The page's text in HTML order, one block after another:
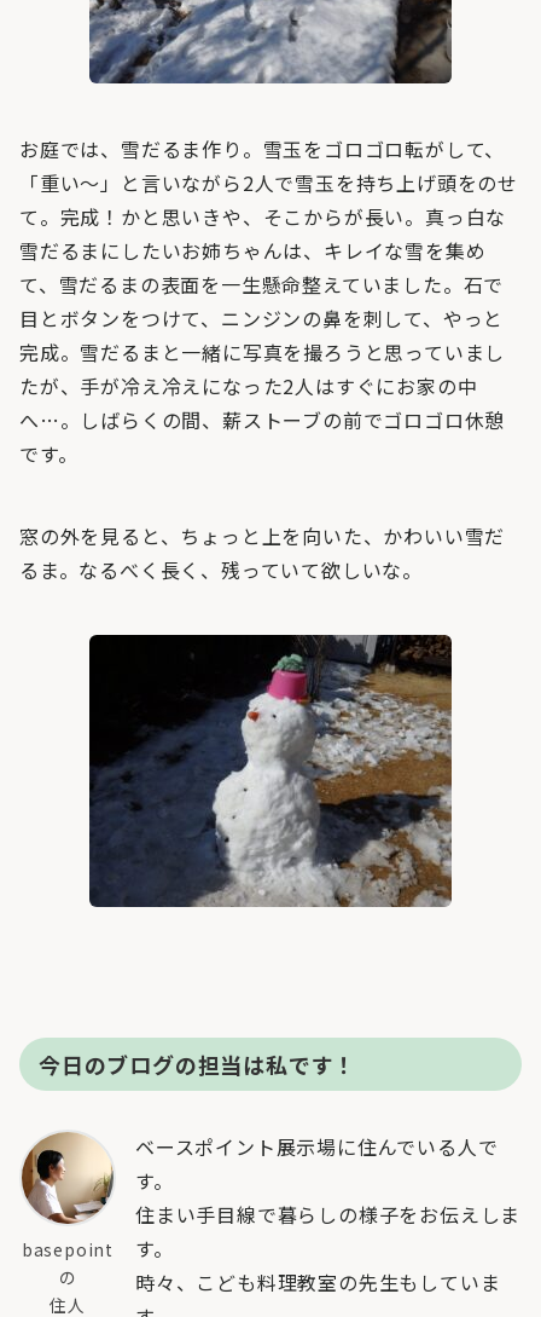
お庭では、雪だるま作り。雪玉をゴロゴロ転がして、
「重い〜」と言いながら2人で雪玉を持ち上げ頭をのせ
て。完成！かと思いきや、そこからが長い。真っ白な
雪だるまにしたいお姉ちゃんは、キレイな雪を集め
て、雪だるまの表面を一生懸命整えていました。石で
目とボタンをつけて、ニンジンの鼻を刺して、やっと
完成。雪だるまと一緒に写真を撮ろうと思っていまし
たが、手が冷え冷えになった2人はすぐにお家の中
へ…。しばらくの間、薪ストーブの前でゴロゴロ休憩
です。
窓の外を見ると、ちょっと上を向いた、かわいい雪だ
るま。なるべく長く、残っていて欲しいな。
今日のブログの担当は私です！
basepoint
の
住人
ベースポイント展示場に住んでいる人で
す。
住まい手目線で暮らしの様子をお伝えしま
す。
時々、こども料理教室の先生もしていま